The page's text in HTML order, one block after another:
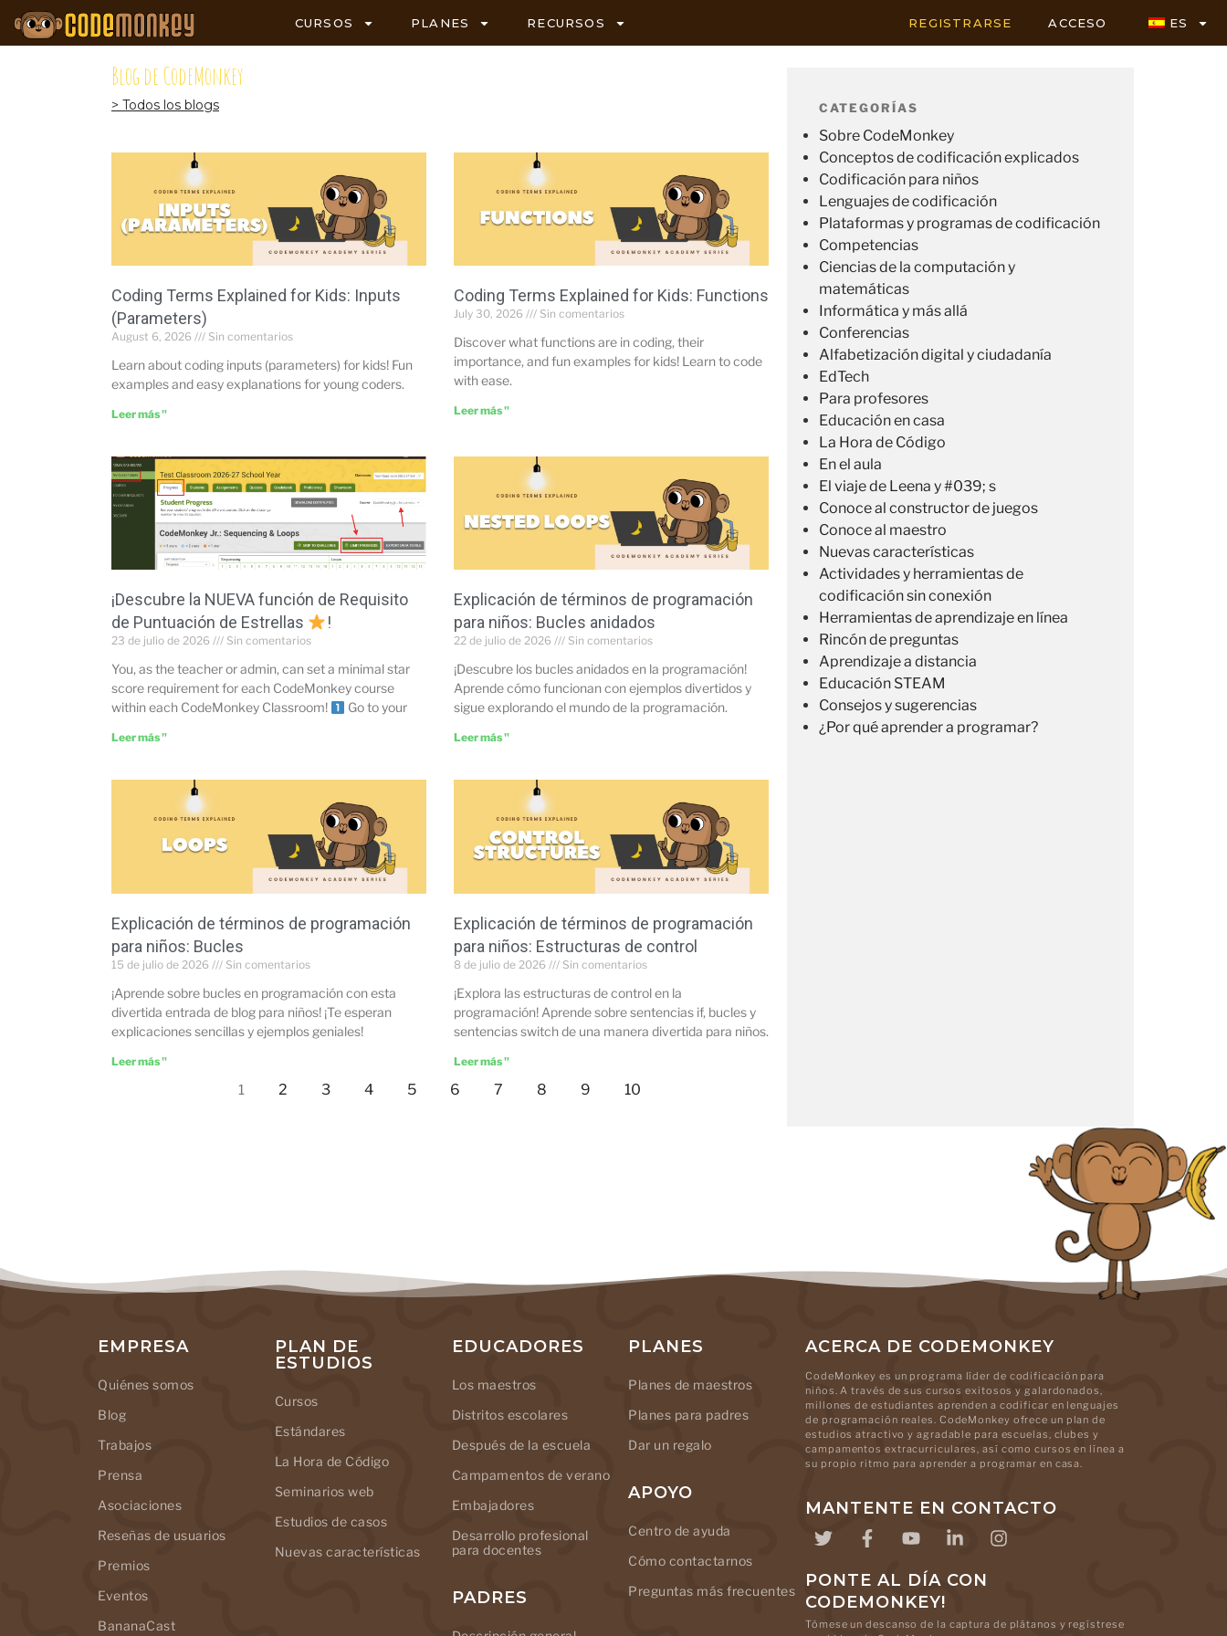
CURSOS PLANES RECURSOS REGISTRARSE ACCESO ES
Blog de CodeMonkey
> Todos los blogs
Coding Terms Explained for Kids: Inputs
(Parameters)
August 6, 2026 Sin comentarios
Learn about coding inputs (parameters) for kids! Fun
examples and easy explanations for young coders.
Leer más "
Coding Terms Explained for Kids: Functions
July 30, 2026 Sin comentarios
Discover what functions are in coding, their
importance, and fun examples for kids! Learn to code
with ease.
Leer más "
¡Descubre la NUEVA función de Requisito
de Puntuación de Estrellas
!
23 de julio de 2026 Sin comentarios
You, as the teacher or admin, can set a minimal star
score requirement for each CodeMonkey course
within each CodeMonkey Classroom!
Go to your
Leer más "
Explicación de términos de programación
para niños: Bucles anidados
22 de julio de 2026 Sin comentarios
¡Descubre los bucles anidados en la programación!
Aprende cómo funcionan con ejemplos divertidos y
sigue explorando el mundo de la programación.
Leer más "
Explicación de términos de programación
para niños: Bucles
15 de julio de 2026 Sin comentarios
¡Aprende sobre bucles en programación con esta
divertida entrada de blog para niños! ¡Te esperan
explicaciones sencillas y ejemplos geniales!
Leer más "
Explicación de términos de programación
para niños: Estructuras de control
8 de julio de 2026 Sin comentarios
¡Explora las estructuras de control en la
programación! Aprende sobre sentencias if, bucles y
sentencias switch de una manera divertida para niños.
Leer más "
1 2 3 4 5 6 7 8 9 10
CATEGORÍAS
Sobre CodeMonkey
Conceptos de codificación explicados
Codificación para niños
Lenguajes de codificación
Plataformas y programas de codificación
Competencias
Ciencias de la computación y
matemáticas
Informática y más allá
Conferencias
Alfabetización digital y ciudadanía
EdTech
Para profesores
Educación en casa
La Hora de Código
En el aula
El viaje de Leena y #039; s
Conoce al constructor de juegos
Conoce al maestro
Nuevas características
Actividades y herramientas de
codificación sin conexión
Herramientas de aprendizaje en línea
Rincón de preguntas
Aprendizaje a distancia
Educación STEAM
Consejos y sugerencias
¿Por qué aprender a programar?
EMPRESA
Quiénes somos
Blog
Trabajos
Prensa
Asociaciones
Reseñas de usuarios
Premios
Eventos
BananaCast
PLAN DE
ESTUDIOS
Cursos
Estándares
La Hora de Código
Seminarios web
Estudios de casos
Nuevas características
EDUCADORES
Los maestros
Distritos escolares
Después de la escuela
Campamentos de verano
Embajadores
Desarrollo profesional
para docentes
PADRES
PLANES
Planes de maestros
Planes para padres
Dar un regalo
APOYO
Centro de ayuda
Cómo contactarnos
Preguntas más frecuentes
ACERCA DE CODEMONKEY
CodeMonkey es un programa líder de codificación para
niños. A través de sus cursos exitosos y galardonados,
millones de estudiantes aprenden a codificar en lenguajes
de programación reales. CodeMonkey ofrece un plan de
estudios atractivo y agradable para escuelas, clubes y
campamentos extracurriculares, así como cursos en línea a
su propio ritmo para aprender a programar en casa.
MANTENTE EN CONTACTO
PONTE AL DÍA CON
CODEMONKEY!
Tómese un descanso de la captura de plátanos y regístrese